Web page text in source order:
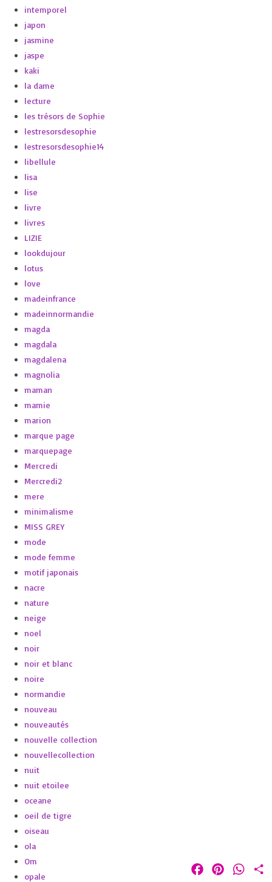
intemporel
japon
jasmine
jaspe
kaki
la dame
lecture
les trésors de Sophie
lestresorsdesophie
lestresorsdesophie14
libellule
lisa
lise
livre
livres
LIZIE
lookdujour
lotus
love
madeinfrance
madeinnormandie
magda
magdala
magdalena
magnolia
maman
mamie
marion
marque page
marquepage
Mercredi
Mercredi2
mere
minimalisme
MISS GREY
mode
mode femme
motif japonais
nacre
nature
neige
noel
noir
noir et blanc
noire
normandie
nouveau
nouveautés
nouvelle collection
nouvellecollection
nuit
nuit etoilee
oceane
oeil de tigre
oiseau
ola
Om
opale
FacebookPinterest